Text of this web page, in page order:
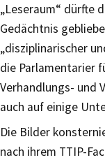
„Leseraum“ dürfte
Gedächtnis
„disziplinarischer
die Parlamentarier
Verhandlungs- und
auch auf einige
Die Bilder
nach ihrem TTIP-